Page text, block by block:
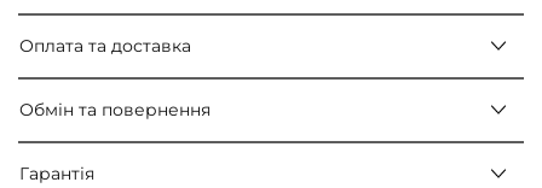
Оплата та доставка
Обмін та повернення
Гарантія